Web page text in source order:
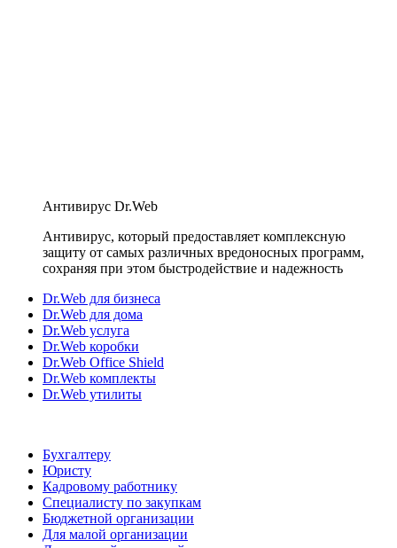
Антивирус Dr.Web
Антивирус, который предоставляет комплексную
защиту от самых различных вредоносных программ,
сохраняя при этом быстродействие и надежность
Dr.Web для бизнеса
Dr.Web для дома
Dr.Web услуга
Dr.Web коробки
Dr.Web Office Shield
Dr.Web комплекты
Dr.Web утилиты
Бухгалтеру
Юристу
Кадровому работнику
Специалисту по закупкам
Бюджетной организации
Для малой организации